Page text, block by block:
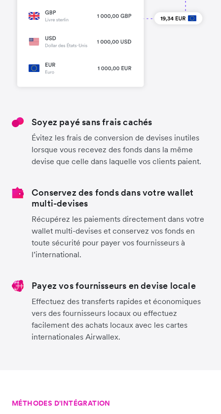
Soyez payé sans frais cachés
Évitez les frais de conversion de devises inutiles
lorsque vous recevez des fonds dans la même
devise que celle dans laquelle vos clients paient.
Conservez des fonds dans votre wallet
multi-devises
Récupérez les paiements directement dans votre
wallet multi-devises et conservez vos fonds en
toute sécurité pour payer vos fournisseurs à
l’international.
Payez vos fournisseurs en devise locale
Effectuez des transferts rapides et économiques
vers des fournisseurs locaux ou effectuez
facilement des achats locaux avec les cartes
internationales Airwallex.
MÉTHODES D'INTÉGRATION